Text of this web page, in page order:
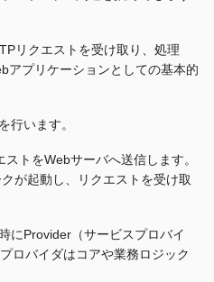
リクエストを受け取り、処理
アプリケーションとしての基本的
行います。
ストをWebサーバへ送信します。
が起動し、リクエストを受け取
にProvider（サービスプロバイ
ロバイダはコアや業務ロジック